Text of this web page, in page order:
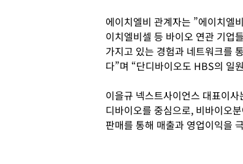
에이치엘비 관계자는 ”에이치엘
이치엘비셀 등 바이오 연관 기업
가지고 있는 경험과 네트워크를
다”며 “단디바이오도 HBS의 일
이을규 넥스트사이언스 대표이
디바이오를 중심으로, 비바이오
판매를 통해 매출과 영업이익을